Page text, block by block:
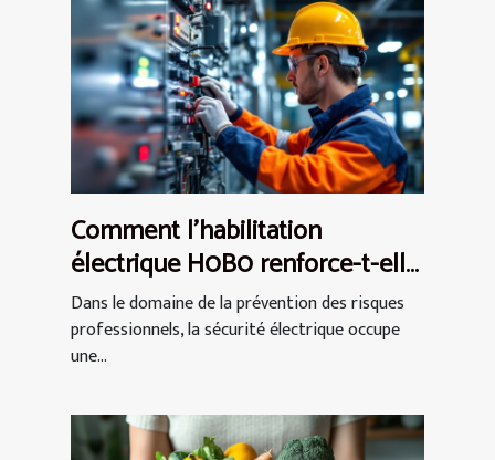
Comment l'habilitation
électrique H0B0 renforce-t-elle
la sécurité au travail ?
Dans le domaine de la prévention des risques
professionnels, la sécurité électrique occupe
une...